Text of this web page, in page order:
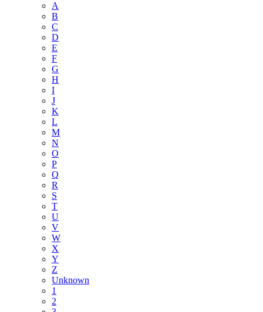
A
B
C
D
E
F
G
H
I
J
K
L
M
N
O
P
Q
R
S
T
U
V
W
X
Y
Z
Unknown
1
2